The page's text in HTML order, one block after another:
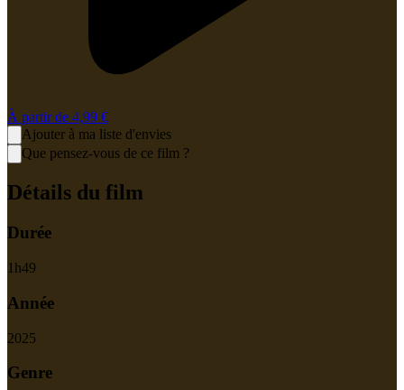
À partir de 4,99 €
Ajouter à ma liste d'envies
Que pensez-vous de ce film ?
Détails du film
Durée
1 h49
Année
2025
Genre